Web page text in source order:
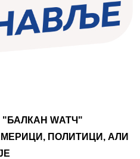
WАТЧ"
ПОЛИТИЦИ, АЛИ